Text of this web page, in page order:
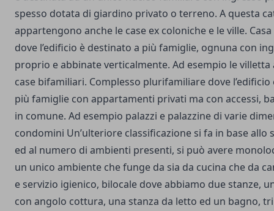
spesso dotata di giardino privato o terreno. A questa
appartengono anche le case ex coloniche e le ville.
dove l’edificio è destinato a più famiglie, ognuna con
proprio e abbinate verticalmente. Ad esempio le villetta
case bifamiliari. Complesso plurifamiliare dove
più famiglie con appartamenti privati ma con accessi,
in comune. Ad esempio palazzi e palazzine di varie
condomini Un’ulteriore classificazione si fa in base allo
ed al numero di ambienti presenti, si può avere
un unico ambiente che funge da sia da cucina che da
e servizio igienico, bilocale dove abbiamo due stanze,
con angolo cottura, una stanza da letto ed un bagno,